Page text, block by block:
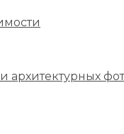
архитектурных